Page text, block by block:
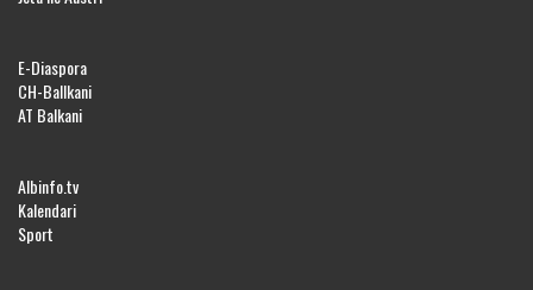
E-Diaspora
CH-Ballkani
AT Balkani
Albinfo.tv
Kalendari
Sport